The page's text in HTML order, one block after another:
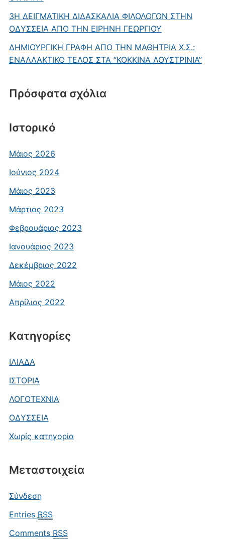
3Η ΔΕΙΓΜΑΤΙΚΗ ΔΙΔΑΣΚΑΛΙΑ ΦΙΛΟΛΟΓΩΝ ΣΤΗΝ
ΟΔΥΣΣΕΙΑ ΑΠΟ ΤΗΝ ΕΙΡΗΝΗ ΓΕΩΡΓΙΟΥ
ΔΗΜΙΟΥΡΓΙΚΗ ΓΡΑΦΗ ΑΠΟ ΤΗΝ ΜΑΘΗΤΡΙΑ Χ.Σ.:
ΕΝΑΛΛΑΚΤΙΚΟ ΤΕΛΟΣ ΣΤΑ “ΚΟΚΚΙΝΑ ΛΟΥΣΤΡΙΝΙΑ”
Πρόσφατα σχόλια
Ιστορικό
Μάιος 2026
Ιούνιος 2024
Μάιος 2023
Μάρτιος 2023
Φεβρουάριος 2023
Ιανουάριος 2023
Δεκέμβριος 2022
Μάιος 2022
Απρίλιος 2022
Kατηγορίες
ΙΛΙΑΔΑ
ΙΣΤΟΡΙΑ
ΛΟΓΟΤΕΧΝΙΑ
ΟΔΥΣΣΕΙΑ
Χωρίς κατηγορία
Μεταστοιχεία
Σύνδεση
Entries RSS
Comments RSS